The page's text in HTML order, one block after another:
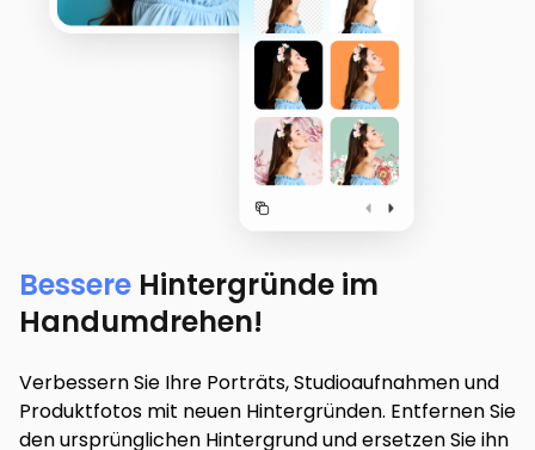
Bessere Hintergründe im
Handumdrehen!
Verbessern Sie Ihre Porträts, Studioaufnahmen und
Produktfotos mit neuen Hintergründen. Entfernen Sie
den ursprünglichen Hintergrund und ersetzen Sie ihn